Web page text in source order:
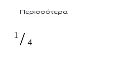
Περισσότερα
1 / 4